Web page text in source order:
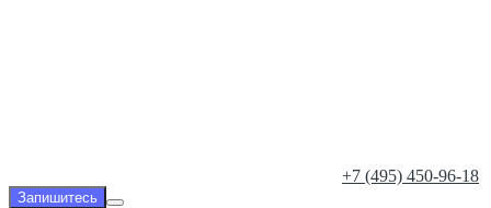
‎+7 (495) 450-96-18
Запишитесь